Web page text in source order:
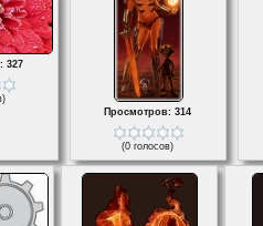
327
Просмотров: 314
(0 голосов)